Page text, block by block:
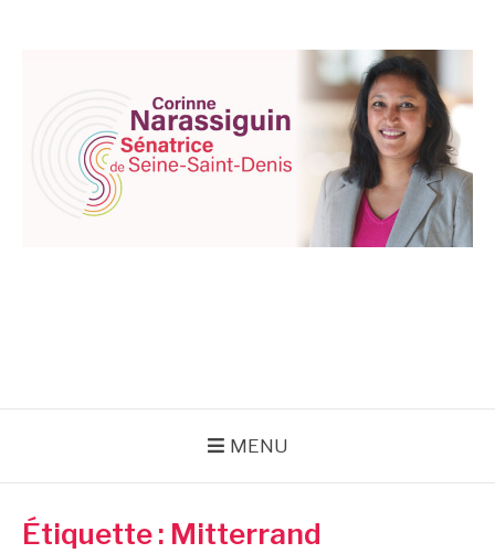
MENU
Étiquette : Mitterrand